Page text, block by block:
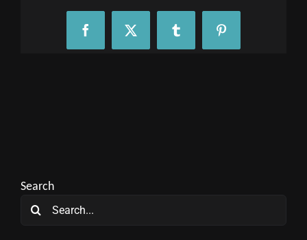
FacebookX Tumblr Pinterest
Search
Search